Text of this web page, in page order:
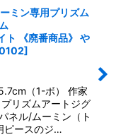
ミン専用プリズム
ト 《廃番商品》 や
]
（1-ボ） 作家
リズムアートジグ
ネル/ムーミン（ト
ピースのジ…